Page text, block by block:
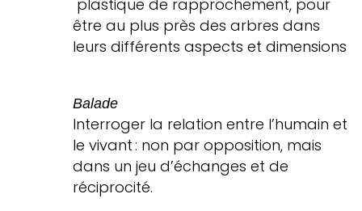
plastique de rapprochement, pour
être au plus près des arbres dans
leurs différents aspects et dimensions
Balade
Interroger la relation entre l’humain et
le vivant : non par opposition, mais
dans un jeu d’échanges et de
réciprocité.